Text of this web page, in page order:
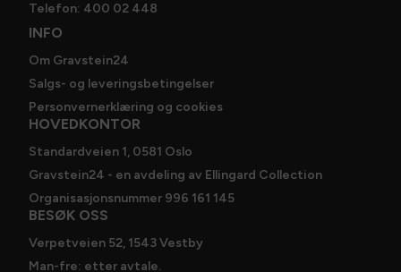
Steinsort:
Blue lavendel
Størrelse
Telefon: 400 02 448
INFO
Om Gravstein24
Salgs- og leveringsbetingelser
Personvernerklæring og cookies
HOVEDKONTOR
Standardveien 1, 0581 Oslo
Gravstein24 - en avdeling av Ellingard Collection
Organisasjonsnummer 996 161 145
BESØK OSS
Verpetveien 52, 1543 Vestby
Man-fre: etter avtale.